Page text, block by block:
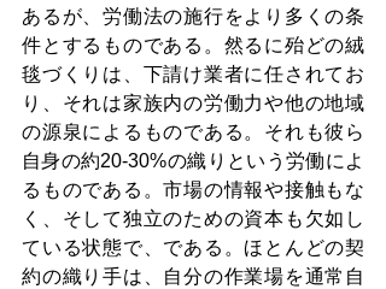
あるが、労働法の施行をより多くの条
件とするものである。然るに殆どの絨
毯づくりは、下請け業者に任されてお
り、それは家族内の労働力や他の地域
の源泉によるものである。それも彼ら
自身の約20-30%の織りという労働によ
るものである。市場の情報や接触もな
く、そして独立のための資本も欠如し
ている状態で、である。ほとんどの契
約の織り手は、自分の作業場を通常自